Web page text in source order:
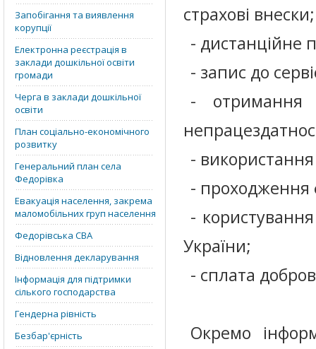
Запобігання та виявлення
корупції
Електронна реєстрація в
заклади дошкільної освіти
громади
Черга в заклади дошкільної
освіти
План соціально-економічного
розвитку
Генеральний план села
Федорівка
Евакуація населення, закрема
маломобільних груп населення
Федорівська СВА
Відновлення декларування
Інформація для підтримки
сілького господарства
Гендерна рівність
Безбар'єрність
страхові внески;
- дистанційне
- запис до
- отримання
-
- проходження
-
України;
- сплата
Окремо